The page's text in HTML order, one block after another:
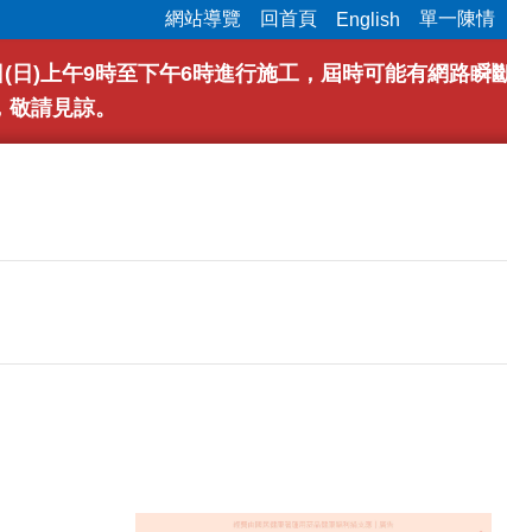
網站導覽 回首頁 English 單一陳情
日)上午9時至下午6時進行施工，屆時可能有網路
請見諒。